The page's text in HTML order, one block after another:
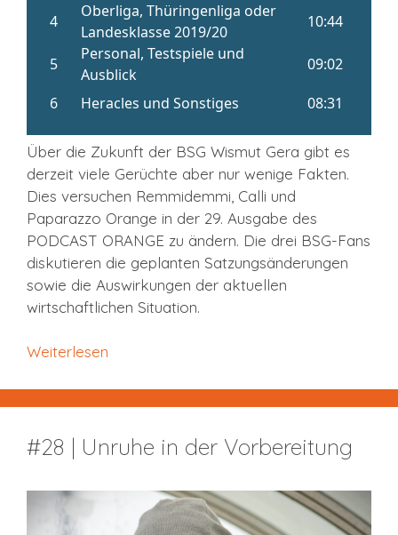
Über die Zukunft der BSG Wismut Gera gibt es
derzeit viele Gerüchte aber nur wenige Fakten.
Dies versuchen Remmidemmi, Calli und
Paparazzo Orange in der 29. Ausgabe des
PODCAST ORANGE zu ändern. Die drei BSG-Fans
diskutieren die geplanten Satzungsänderungen
sowie die Auswirkungen der aktuellen
wirtschaftlichen Situation.
Weiterlesen
#28 | Unruhe in der Vorbereitung